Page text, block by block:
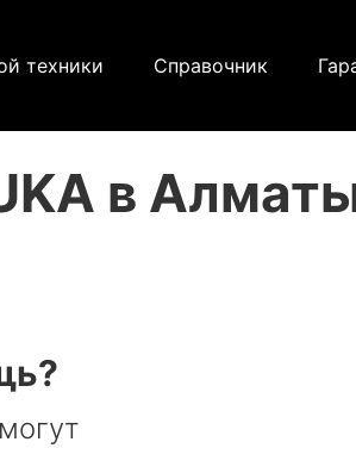
техники Справочник
в